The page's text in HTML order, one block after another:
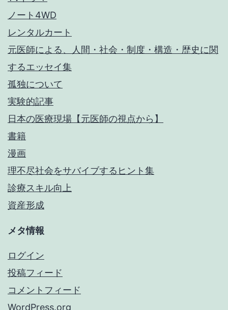
ノート4WD
レンタルカート
元医師による、人間・社会・制度・構造・歴史に関
するエッセイ集
孤独について
実験的記事
日本の医療現場【元医師の視点から】
書籍
漫画
理不尽社会をサバイブするヒント集
診療スキル向上
資産形成
メタ情報
ログイン
投稿フィード
コメントフィード
WordPress.org